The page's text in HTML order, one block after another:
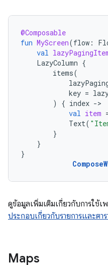
@Composable
fun MyScreen(flow :
val
LazyColumn {
items(
key =
)
{ index -
val item
Text(
}
}
}
ดูข้อมูลเพิ่มเติมเกี่ยวกับการใช้
ประกอบเกี่ยวกับรายการและตาร
Maps